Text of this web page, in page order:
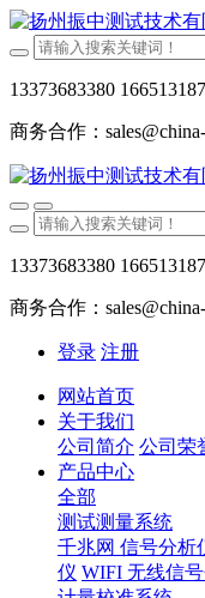
13373683380
商务合作：
13373683380
商务合作：
登录 注册
网站首页
关于我们
公司简介 公司荣
产品中心
全部
测试测量系统
千兆网 信号分析
仪 WIFI 无线信